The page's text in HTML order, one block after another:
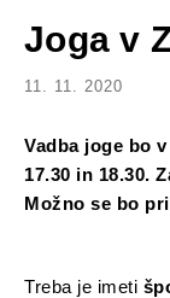
Joga v
11. 11. 2020
Vadba joge bo
17.30 in 18.30.
Možno se bo
Treba je imeti